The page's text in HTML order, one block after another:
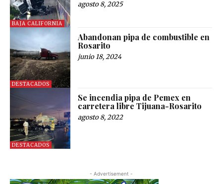
BAJA CALIFORNIA
agosto 8, 2025
DESTACADOS
Abandonan pipa de combustible en
Rosarito
junio 18, 2024
DESTACADOS
Se incendia pipa de Pemex en
carretera libre Tijuana-Rosarito
agosto 8, 2022
- Advertisement -